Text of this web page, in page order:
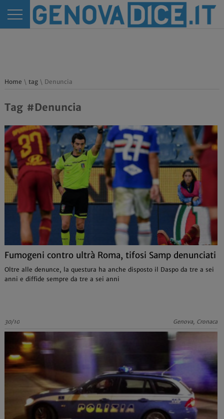
Home \ tag\ Denuncia
Tag #Denuncia
Fumogeni contro ultrà Roma, tifosi Samp denunciati
Oltre alle denunce, la questura ha anche disposto il Daspo da tre a sei
anni e diffide sempre da tre a sei anni
30/10 Genova, Cronaca